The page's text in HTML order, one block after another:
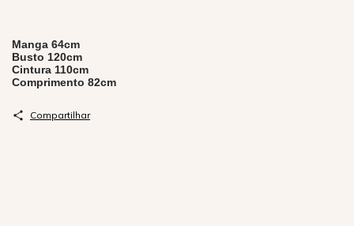
Manga 64cm
Busto 120cm
Cintura 110cm
Comprimento 82cm
Compartilhar